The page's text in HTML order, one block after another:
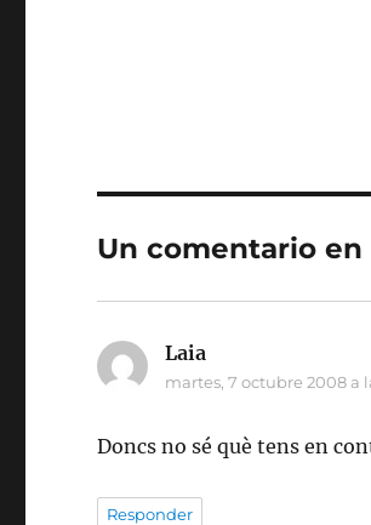
Un comentario en
Laia
martes, 7 octubre 2008 a
Doncs no sé què tens en
Responder